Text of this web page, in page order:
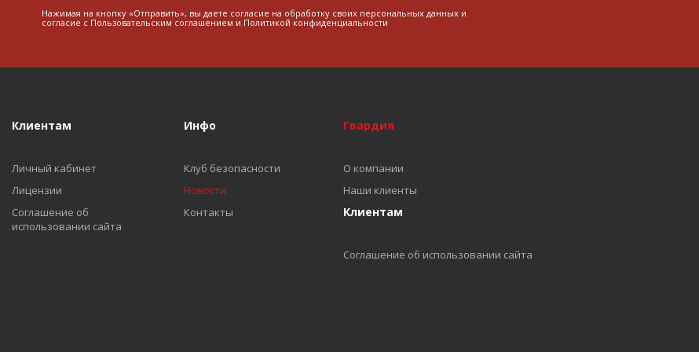
Нажимая на кнопку «Отправить», вы даете согласие на обработку своих персональных данных и
согласие с Пользовательским соглашением и Политикой конфиденциальности
Клиентам
Личный кабинет
Лицензии
Соглашение об
использовании сайта
Инфо
Клуб безопасности
Новости
Контакты
Гвардия
О компании
Наши клиенты
Клиентам
Соглашение об использовании сайта